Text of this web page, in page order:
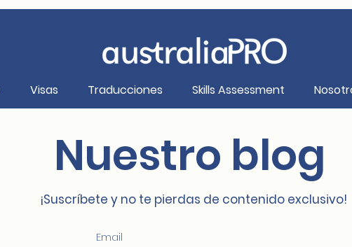
Visas Traducciones Skills Assessment
Nuestro blog
¡Suscríbete y no te pierdas de contenido exclusivo!
Email